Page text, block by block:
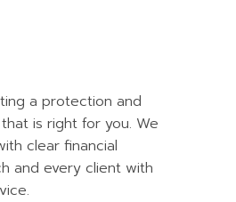
a protection and
is right for you. We
clear financial
and every client with